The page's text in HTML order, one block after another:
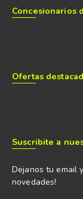
Concesionarios
Ofertas
Suscribite a
Dejanos tu email
novedades!